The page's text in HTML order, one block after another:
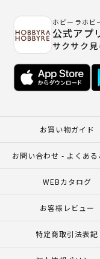
ホビーラホビ
公式アプ
サクサク
お買い物ガイド
お問い合わせ - よくある
WEBカタログ
お客様レビュー
特定商取引法表記